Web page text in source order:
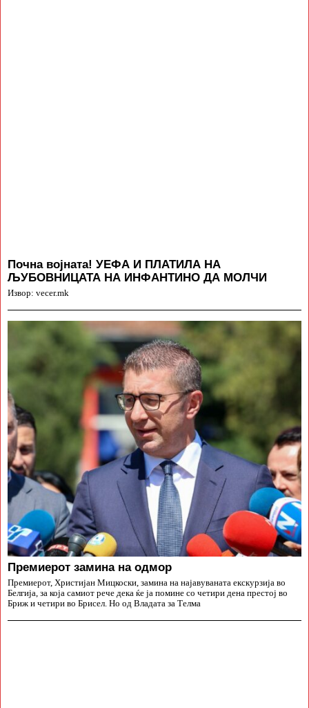
Почна војната! УЕФА И ПЛАТИЛА НА
ЉУБОВНИЦАТА НА ИНФАНТИНО ДА МОЛЧИ
Извор: vecer.mk
Премиерот замина на одмор
Премиерот, Христијан Мицкоски, замина на најавуваната екскурзија во
Белгија, за која самиот рече дека ќе ја помине со четири дена престој во
Бриж и четири во Брисел. Но од Владата за Телма